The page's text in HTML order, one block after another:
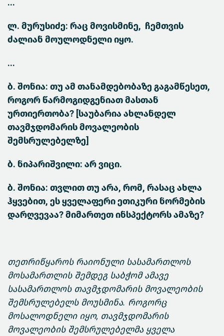
...
ლ. მურუსიძე: რაც მოვისმინე, ჩემთვის
ძალიან მოულოდნელი იყო.
...
ბ. შონია: თუ ამ თანამდებობაზე გაგამწესეთ,
როგორ წარმოგიდგენიათ მასთან
ურთიერთობა? [საუბარია ახლანდელ
თავმჯდომარის მოვალეობის
შემსრულებელზე]
ბ. ნიპარიშვილი: არ ვიცი.
ბ. შონია: თვლით თუ არა, რომ, რასაც ახლა
ჰყვებით, ეს ყველაფერი ეთიკური ნორმების
დარღვევაა? მიმართეთ ინსპექტორს ამაზე?
თეთრიწყაროს რაიონული სასამართლოს
მოსამართლის შემდეგ საბჭომ ამავე
სასამართლოს თავმჯდომარის მოვალეობის
შემსრულებელს მოუსმინა. როგორც
მოსალოდნელი იყო, თავმჯდომარის
მოვალეობის შემსრულებელმა ყველა